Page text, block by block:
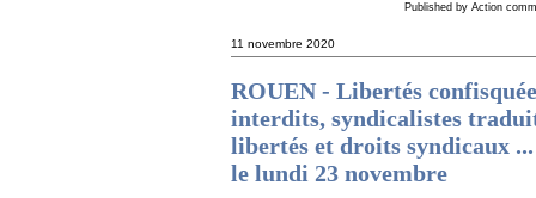
Published by Action
11 novembre 2020
ROUEN - Libertés
interdits, syndicalistes
libertés et droits syndicaux
le lundi 23 novembre